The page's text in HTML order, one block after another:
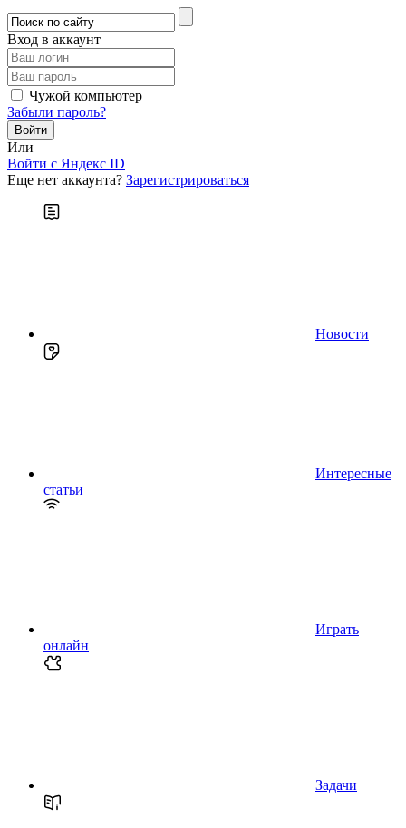
Вход в аккаунт
Чужой компьютер
Забыли пароль?
Или
Войти c Яндекс ID
Еще нет аккаунта? Зарегистрироваться
Новости
Интересные
статьи
Играть
онлайн
Задачи